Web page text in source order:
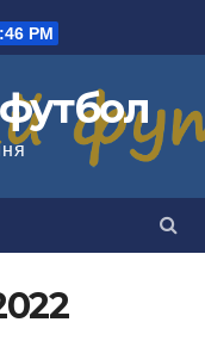
PM